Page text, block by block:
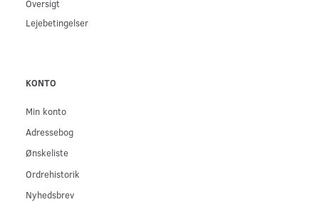
Oversigt
Lejebetingelser
KONTO
Min konto
Adressebog
Ønskeliste
Ordrehistorik
Nyhedsbrev